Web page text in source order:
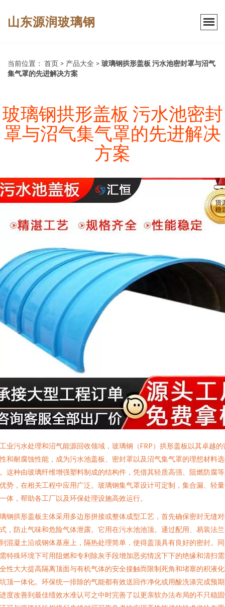
山东源润玻璃钢
当前位置： 首页 > 产品大全 > 玻璃钢拱形盖板 污水池密封罩与沼气
集气罩的先进解决方案
玻璃钢拱形盖板 污水池密封
罩与沼气集气罩的先进解决
方案
业污水处理和沼气能源回收领域，玻璃钢（FRP）拱形盖板以其卓越的
和耐腐蚀性能，成为污水池盖板、密封罩以及沼气集气罩的理想材料选
这种由玻璃纤维增强塑料制成的结构件，凭借其轻质高强、阻燃防腐
势，在相关工程中应用广泛。玻璃钢集气罩设计可定制，集合漏、轻
体，帮助各工厂以及环保处理设施高效运行。
钢拱形盖板主体采用多边形拼接或整体成型工艺，首先确保密封无缝
，防止气味和危险气体泄露。它用在污水池池顶。通过配用、易装法
混凝土沿或钢体基座上，隔热处理简单，使得盖顶具有良好的密封。
特殊环境下可用阻燃和专利除灰手段增加恶劣情况下下的绝缘和清扫
性大大提高隔离顶面与有机气体的安全接触而限制死角和堵塞的积液
顶一体化。环保统一排除的气能都有效送回作净化或用酸洗涤完成预
度改善到最佳绩效水准认可之中时完善了以更亲软办法布局的不只稳